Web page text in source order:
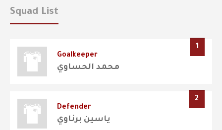
Squad List
1
Goalkeeper
محمد الحساوي
2
Defender
ياسين برناوي